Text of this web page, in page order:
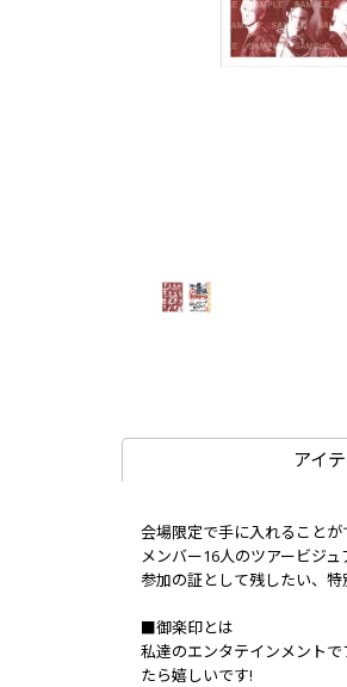
アイ
会場限定で手に入れること
メンバー16人のツアービジ
参加の証として残したい、
■御楽印とは
私達のエンタテインメント
たら嬉しいです!